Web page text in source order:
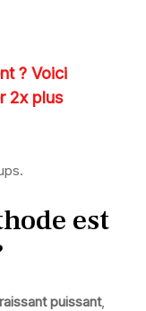
? Voici
2x plus
est
puissant,